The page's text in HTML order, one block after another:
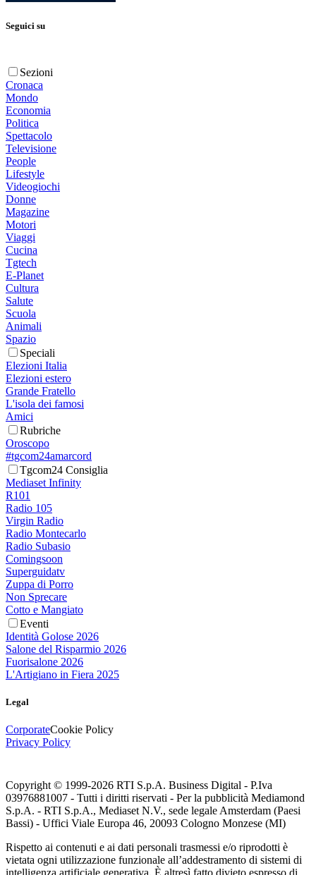
Seguici su
Sezioni
Cronaca
Mondo
Economia
Politica
Spettacolo
Televisione
People
Lifestyle
Videogiochi
Donne
Magazine
Motori
Viaggi
Cucina
Tgtech
E-Planet
Cultura
Salute
Scuola
Animali
Spazio
Speciali
Elezioni Italia
Elezioni estero
Grande Fratello
L'isola dei famosi
Amici
Rubriche
Oroscopo
#tgcom24amarcord
Tgcom24 Consiglia
Mediaset Infinity
R101
Radio 105
Virgin Radio
Radio Montecarlo
Radio Subasio
Comingsoon
Superguidatv
Zuppa di Porro
Non Sprecare
Cotto e Mangiato
Eventi
Identità Golose 2026
Salone del Risparmio 2026
Fuorisalone 2026
L'Artigiano in Fiera 2025
Legal
CorporateCookie Policy
Privacy Policy
Copyright © 1999-2026 RTI S.p.A. Business Digital - P.Iva
03976881007 - Tutti i diritti riservati - Per la pubblicità Mediamond
S.p.A. - RTI S.p.A., Mediaset N.V., sede legale Amsterdam (Paesi
Bassi) - Uffici Viale Europa 46, 20093 Cologno Monzese (MI)
Rispetto ai contenuti e ai dati personali trasmessi e/o riprodotti è
vietata ogni utilizzazione funzionale all’addestramento di sistemi di
intelligenza artificiale generativa. È altresì fatto divieto espresso di